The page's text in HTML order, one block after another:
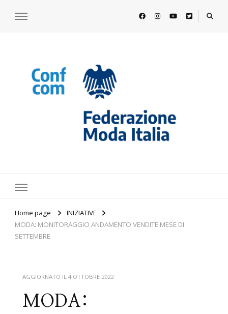
Home page
INIZIATIVE
MODA: MONITORAGGIO ANDAMENTO VENDITE MESE DI
SETTEMBRE
AGGIORNATO IL 4 OTTOBRE 2022
MODA: